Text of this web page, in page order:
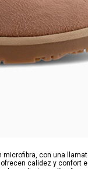
con una
calidez y confort